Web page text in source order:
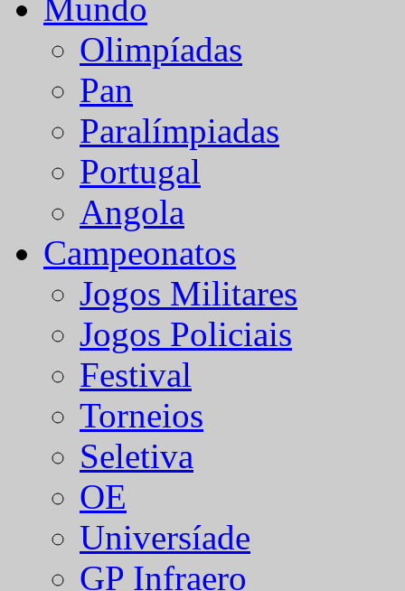
Mundo
Olimpíadas
Pan
Paralímpiadas
Portugal
Angola
Campeonatos
Jogos Militares
Jogos Policiais
Festival
Torneios
Seletiva
OE
Universíade
GP Infraero